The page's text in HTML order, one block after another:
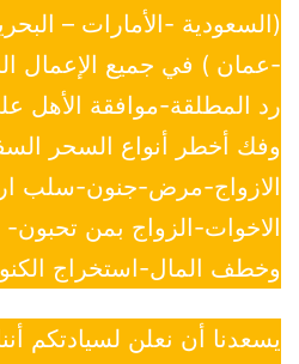
(السعودية -الأمارات –
-عمان ) في جميع الإعمال
رد المطلقة-موافقة الأهل
وفك أخطر أنواع السحر
الازواج-مرض-جنون-سلب
الاخوات-الزواج بمن
وخطف المال-استخراج
يسعدنا أن نعلن لسيادتكم